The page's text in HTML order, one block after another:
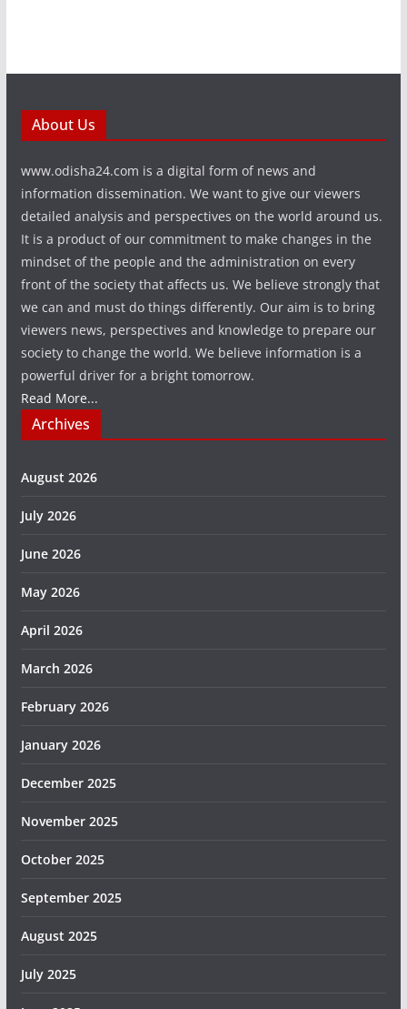
About Us
www.odisha24.com is a digital form of news and
information dissemination. We want to give our viewers
detailed analysis and perspectives on the world around us.
It is a product of our commitment to make changes in the
mindset of the people and the administration on every
front of the society that affects us. We believe strongly that
we can and must do things differently. Our aim is to bring
viewers news, perspectives and knowledge to prepare our
society to change the world. We believe information is a
powerful driver for a bright tomorrow.
Read More...
Archives
August 2026
July 2026
June 2026
May 2026
April 2026
March 2026
February 2026
January 2026
December 2025
November 2025
October 2025
September 2025
August 2025
July 2025